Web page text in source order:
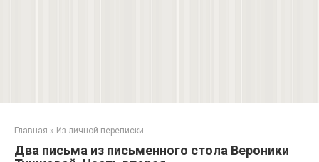
Главная » Из личной переписки
Два письма из письменного стола Вероники